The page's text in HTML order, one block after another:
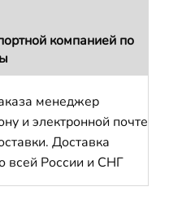
компанией по
менеджер
и электронной почте
Доставка
всей России и СНГ